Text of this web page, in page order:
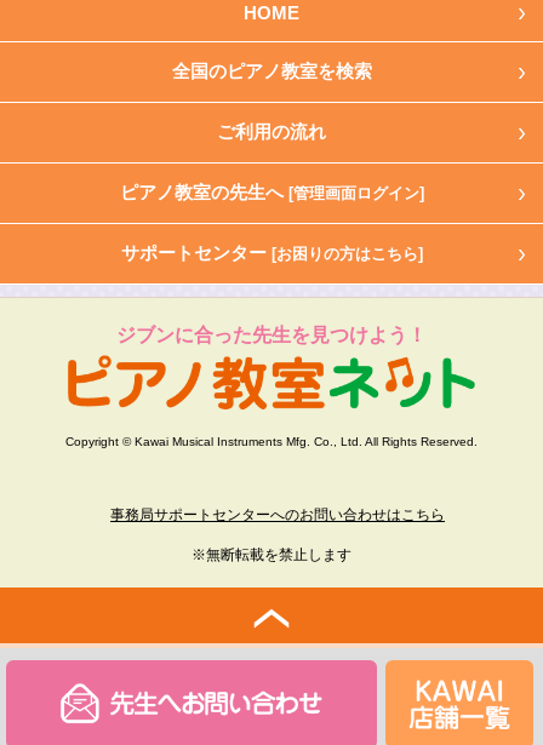
HOME
全国のピアノ教室を検索
ご利用の流れ
ピアノ教室の先生へ [管理画面ログイン]
サポートセンター [お困りの方はこちら]
ジブンに合った先生を見つけよう！
Copyright © Kawai Musical Instruments Mfg. Co., Ltd. All Rights Reserved.
事務局サポートセンターへのお問い合わせはこちら
※無断転載を禁止します